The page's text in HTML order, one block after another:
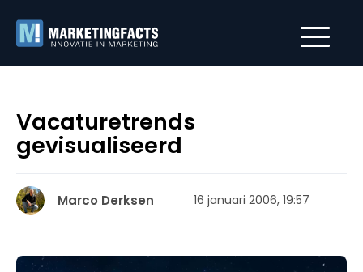
Vacaturetrends
gevisualiseerd
Marco Derksen 16 januari 2006, 19:57